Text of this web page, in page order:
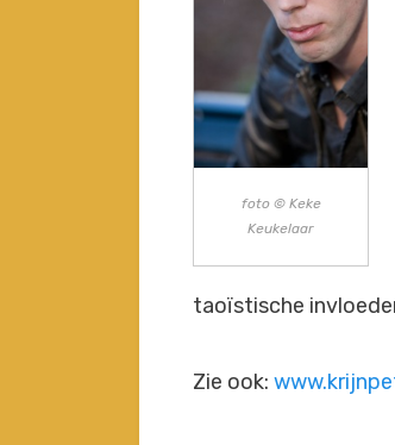
foto © Keke
Keukelaar
taoïstische
Zie ook: